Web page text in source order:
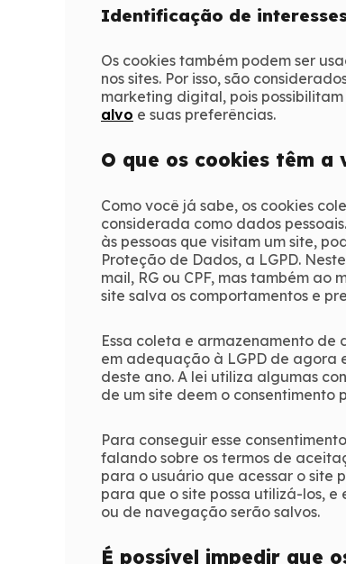
Identificação de
Os cookies também podem ser
nos sites. Por isso, são
marketing digital, pois
alvo e suas preferências.
O que os cookies têm a
Como você já sabe, os cookies
considerada como dados
às pessoas que visitam um site,
Proteção de Dados, a LGPD.
mail, RG ou CPF, mas também ao
site salva os comportamentos e
Essa coleta e armazenamento de
em adequação à LGPD de agora
deste ano. A lei utiliza algumas
de um site deem o consentimento
Para conseguir esse
falando sobre os termos de
para o usuário que acessar o site
para que o site possa utilizá-los,
ou de navegação serão salvos.
É possível impedir que